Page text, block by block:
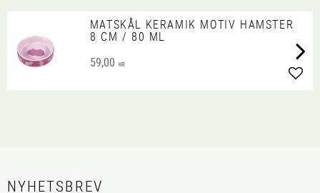
MATSKÅL KERAMIK MOTIV HAMSTER
8 CM / 80 ML
59,00 KR
NYHETSBREV